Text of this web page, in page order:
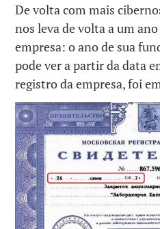
De volta com mais
nos leva de volta a um
empresa: o ano de sua
pode ver a partir da data
registro da empresa, foi